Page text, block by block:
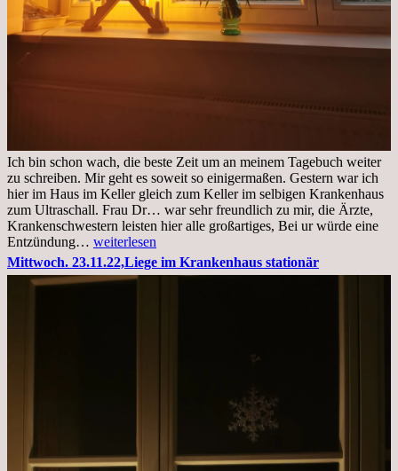
Ich bin schon wach, die beste Zeit um an meinem Tagebuch weiter
zu schreiben. Mir geht es soweit so einigermaßen. Gestern war ich
hier im Haus im Keller gleich zum Keller im selbigen Krankenhaus
zum Ultraschall. Frau Dr… war sehr freundlich zu mir, die Ärzte,
Krankenschwestern leisten hier alle großartiges, Bei ur würde eine
Entzündung… Freitag,
25.11.2022
Kleines
weiterlesen
Mittwoch. 23.11.22,Liege im Krankenhaus stationär